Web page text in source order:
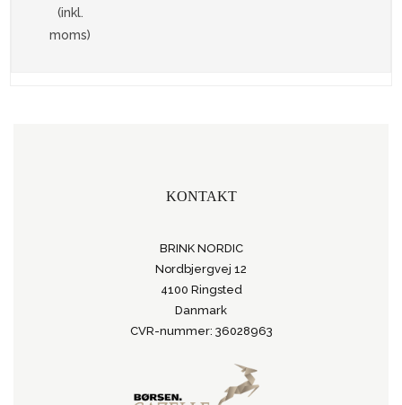
(inkl.
moms)
KONTAKT
BRINK NORDIC
Nordbjergvej 12
4100 Ringsted
Danmark
CVR-nummer: 36028963